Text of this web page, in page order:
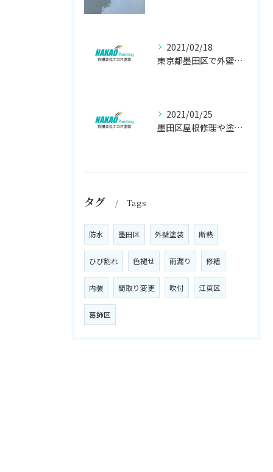
2021/02/18
東京都墨田区で外壁塗り替え工事なら(有)ナカオ塗装にお任せ
2021/01/25
墨田区屋根修理や塗装工事は、【人気のナカオ塗装へ！】
タグ Tags
防水 墨田区 外壁塗装 断熱
ひび割れ 色褪せ 雨漏り 修繕
内装 間取り変更 吹付 江東区
葛飾区